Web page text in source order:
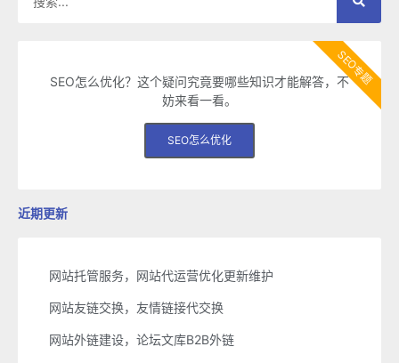
SEO怎么优化？这个疑问究竟要哪些知识才能解答，不
妨来看一看。
SEO怎么优化
SEO专题
近期更新
网站托管服务，网站代运营优化更新维护
网站友链交换，友情链接代交换
网站外链建设，论坛文库B2B外链